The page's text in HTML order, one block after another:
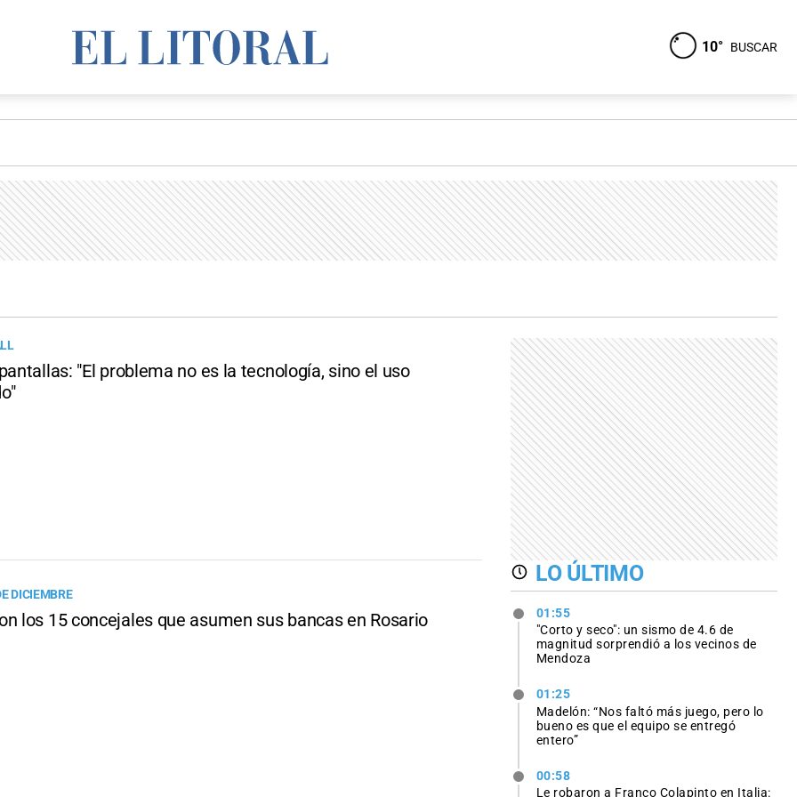
10° BUSCAR
"El problema no es la tecnología, sino el uso
DICIEMBRE
los 15 concejales que asumen sus bancas en Rosario
LO ÚLTIMO
01:55
"Corto y seco": un sismo de 4.6 de
magnitud sorprendió a los vecinos de
Mendoza
01:25
Madelón: “Nos faltó más juego, pero lo
bueno es que el equipo se entregó
entero”
00:58
Le robaron a Franco Colapinto en Italia: